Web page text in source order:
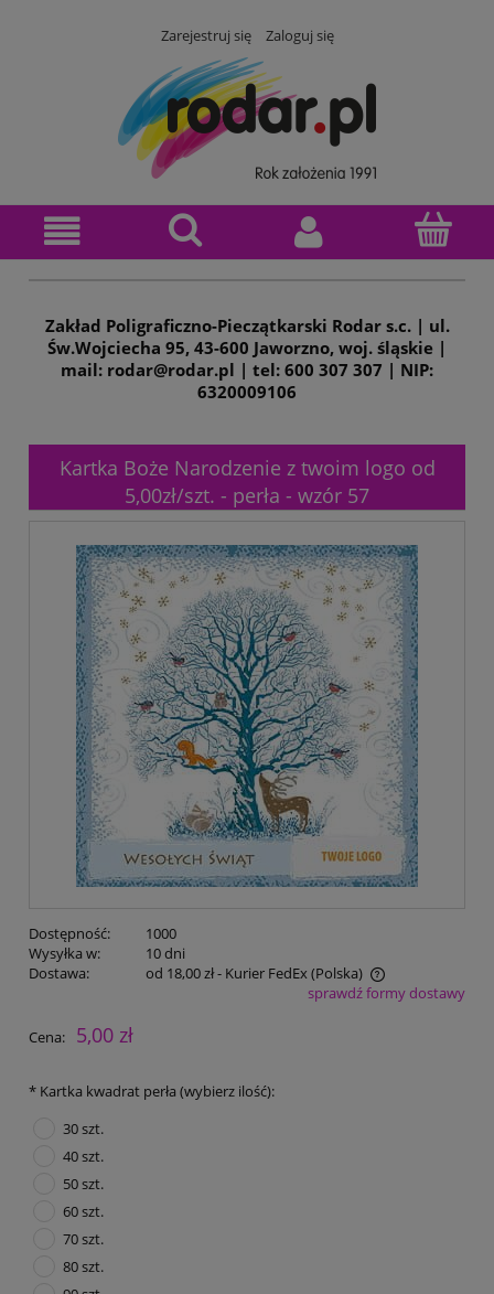
Zarejestruj się Zaloguj się
Zakład Poligraficzno-Pieczątkarski Rodar s.c. | ul.
Św.Wojciecha 95, 43-600 Jaworzno, woj. śląskie |
mail: rodar@rodar.pl | tel: 600 307 307 | NIP:
6320009106
Kartka Boże Narodzenie z twoim logo od
5,00zł/szt. - perła - wzór 57
Dostępność:
1000
Wysyłka w:
10 dni
Dostawa:
od 18,00 zł- Kurier FedEx(Polska)
Cena nie zawiera ewentualnych kosztów płatnościsprawdź formy dostawy
Cena: 5,00 zł
* Kartka kwadrat perła (wybierz ilość):
30 szt.
40 szt.
50 szt.
60 szt.
70 szt.
80 szt.